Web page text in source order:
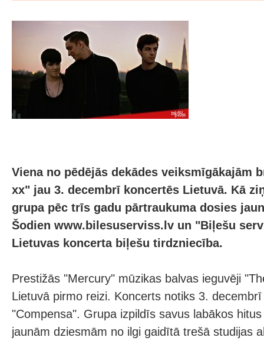
Viena no pēdējās dekādes veiksmīgākajām
xx" jau 3. decembrī koncertēs Lietuvā. Kā
grupa pēc trīs gadu pārtraukuma dosies
Šodien www.bilesuserviss.lv un "Biļešu
Lietuvas koncerta biļešu tirdzniecība.
Prestižās "Mercury" mūzikas balvas ieguvēji
Lietuvā pirmo reizi. Koncerts notiks 3.
"Compensa". Grupa izpildīs savus labākos
jaunām dziesmām no ilgi gaidītā trešā studijas